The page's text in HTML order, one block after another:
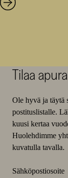
Tilaa
Ole hyvä ja täytä
postituslistalle.
kuusi kertaa
Huolehdimme
kuvatulla tavalla.
Sähköpostiosoite